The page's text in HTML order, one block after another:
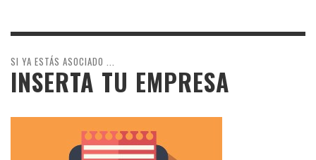
SI YA ESTÁS ASOCIADO ...
INSERTA TU EMPRESA